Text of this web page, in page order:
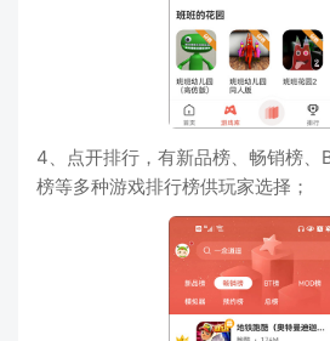
4、点开排行，有新品榜、畅销榜、
榜等多种游戏排行榜供玩家选择；